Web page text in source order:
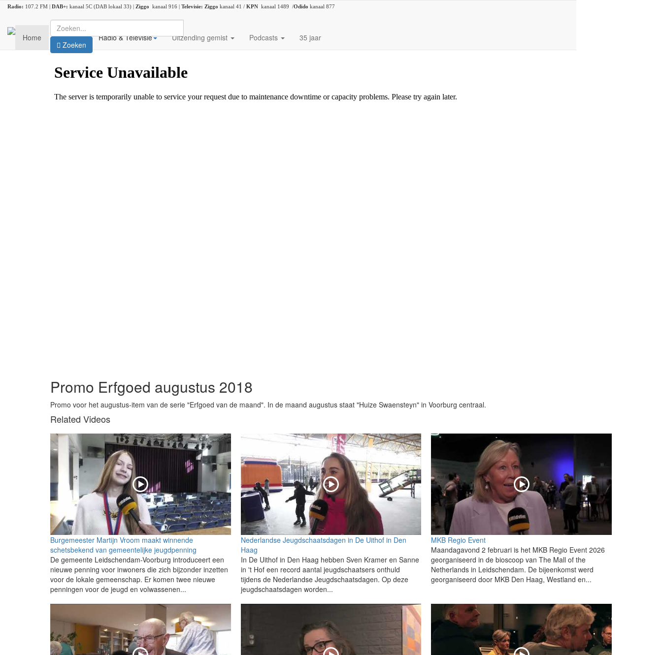
Radio: 107.2 FM | DAB+: kanaal 5C (DAB lokaal 33) | Ziggo kanaal 916 | Televisie: Ziggo kanaal 41 / KPN kanaal 1489 /Odido kanaal 877
Home Nieuws Radio & Televisie Uitzending gemist Podcasts 35 jaar
Zoeken
Promo Erfgoed augustus 2018
Promo voor het augustus-item van de serie "Erfgoed van de maand". In de maand augustus staat "Huize Swaensteyn" in Voorburg centraal.
Related Videos
Burgemeester Martijn Vroom maakt winnende
schetsbekend van gemeentelijke jeugdpenning
De gemeente Leidschendam-Voorburg introduceert een
nieuwe penning voor inwoners die zich bijzonder inzetten
voor de lokale gemeenschap. Er komen twee nieuwe
penningen voor de jeugd en volwassenen...
Nederlandse Jeugdschaatsdagen in De Uithof in Den
Haag
In De Uithof in Den Haag hebben Sven Kramer en Sanne
in 't Hof een record aantal jeugdschaatsers onthuld
tijdens de Nederlandse Jeugdschaatsdagen. Op deze
jeugdschaatsdagen worden...
MKB Regio Event
Maandagavond 2 februari is het MKB Regio Event 2026
georganiseerd in de bioscoop van The Mall of the
Netherlands in Leidschendam. De bijeenkomst werd
georganiseerd door MKB Den Haag, Westland en...